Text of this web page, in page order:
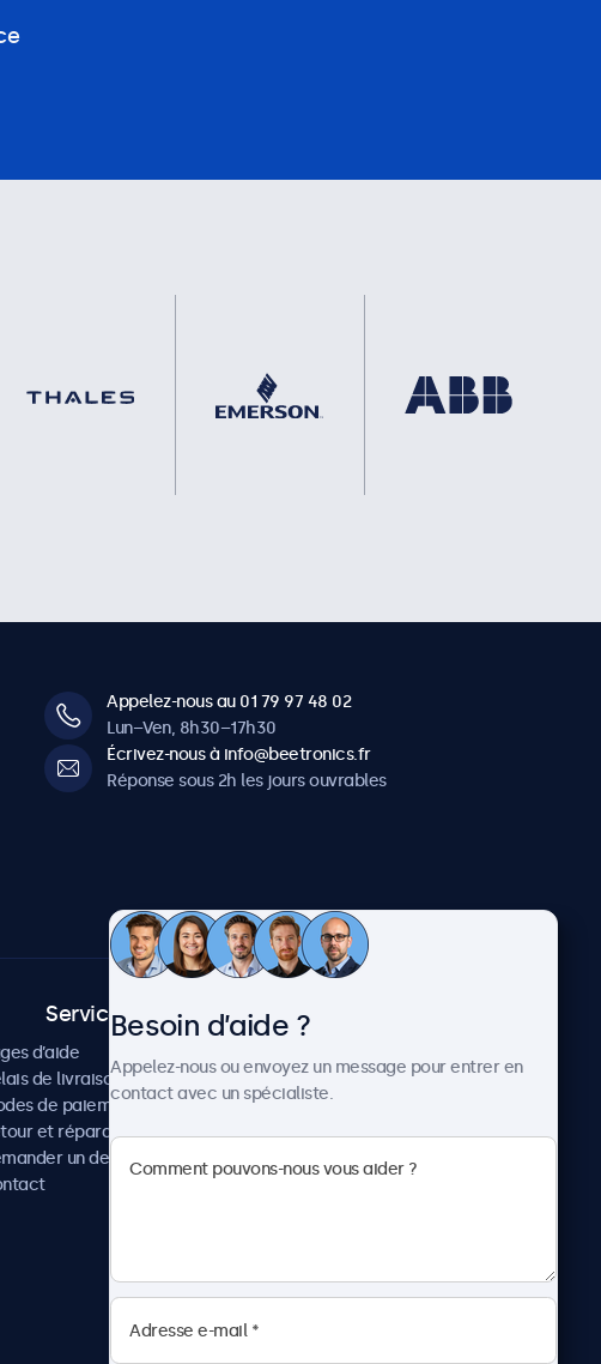
Appelez-nous au 01 79 97 48 02
Lun–Ven, 8h30–17h30
Écrivez-nous à info@beetronics.fr
Réponse sous 2h les jours ouvrables
Service client
d’aide
de livraison
de paiement
et réparation
un devis
Actualités et mises à jour
À propos de Beetronics
Carrière
Conditions de vente
Besoin d’aide ?
Appelez-nous ou envoyez un message pour entrer en
contact avec un spécialiste.